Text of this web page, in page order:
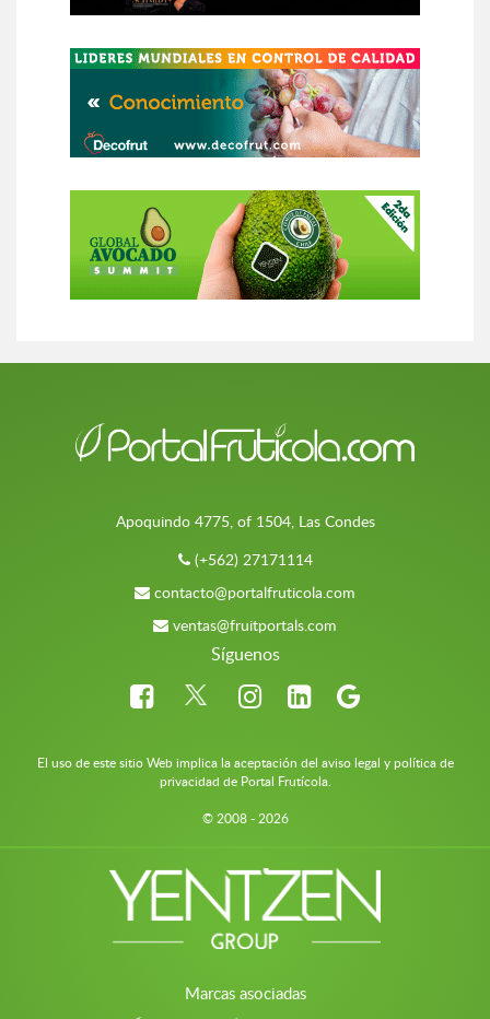
Apoquindo 4775, of 1504, Las Condes
(+562) 27171114
contacto@portalfruticola.com
ventas@fruitportals.com
Síguenos
El uso de este sitio Web implica la aceptación del aviso legal y política de
privacidad de Portal Frutícola.
© 2008 - 2026
Marcas asociadas